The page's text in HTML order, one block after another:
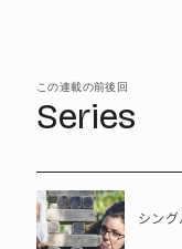
この連載の前後回
Series